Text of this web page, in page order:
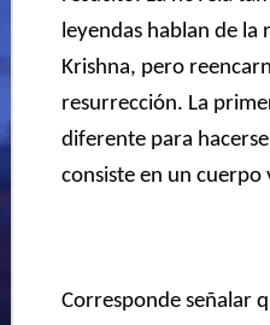
leyendas hablan de la
Krishna, pero
resurrección. La
diferente para
consiste en un cuerpo
Corresponde señalar